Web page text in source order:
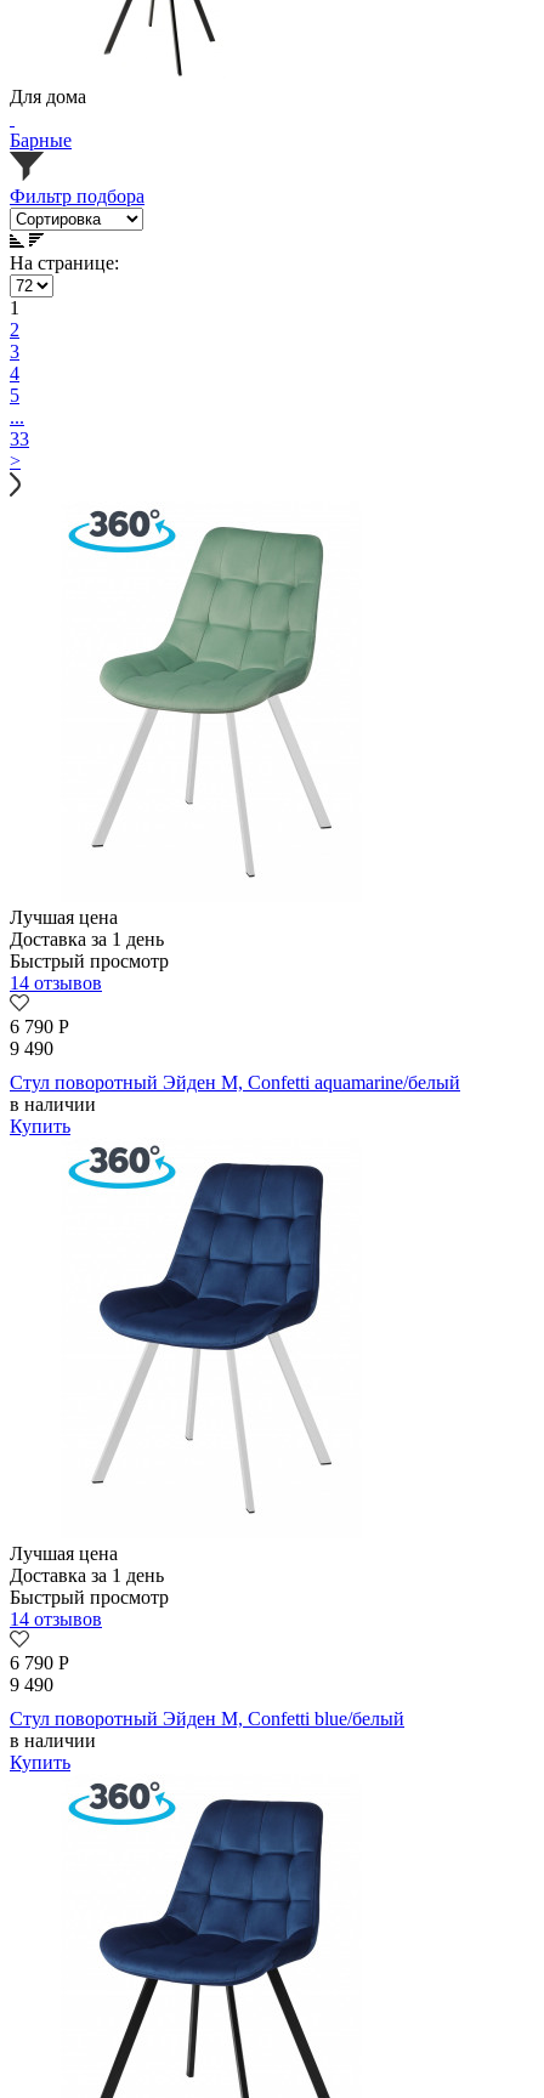
Для дома
Барные
Фильтр подбора
На странице:
1
2
3
4
5
...
33
>
Лучшая цена
Доставка за 1 день
Быстрый просмотр
14 отзывов
6 790 Р
9 490
Стул поворотный Эйден М, Confetti aquamarine/белый
в наличии
Купить
Лучшая цена
Доставка за 1 день
Быстрый просмотр
14 отзывов
6 790 Р
9 490
Стул поворотный Эйден М, Confetti blue/белый
в наличии
Купить